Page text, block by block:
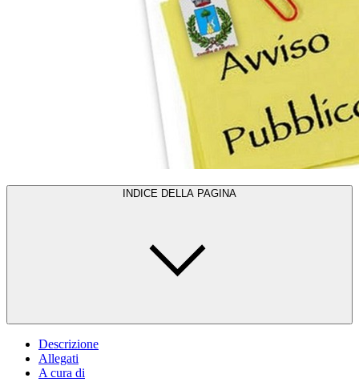
INDICE DELLA PAGINA
Descrizione
Allegati
A cura di